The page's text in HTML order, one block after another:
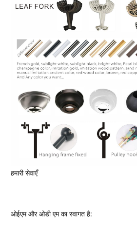
हमारी सेवाएँ
ओईएम और ओडी एम का स्वागत है: